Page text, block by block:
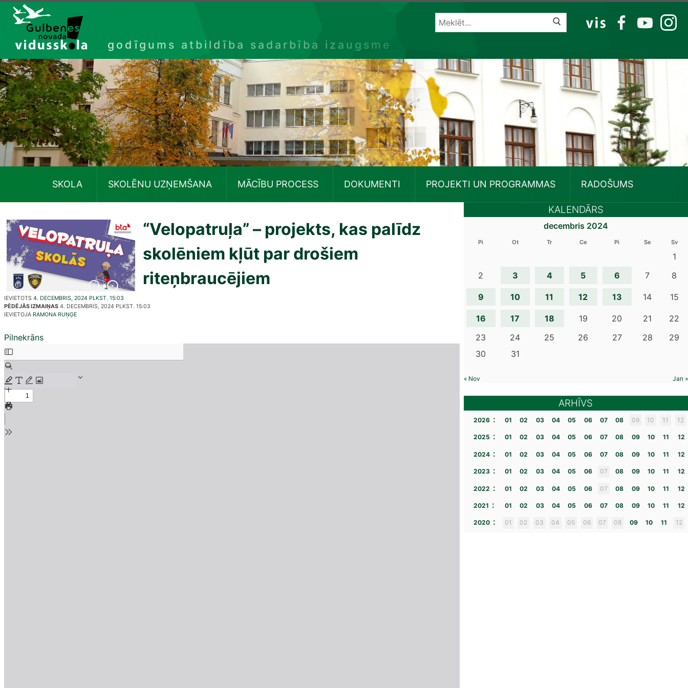
Izlaist
godīgums atbildība sadarbība izaugsme
VIS FB YT IG
SKOLA SKOLĒNU UZŅEMŠANA MĀCĪBU PROCESS DOKUMENTI PROJEKTI UN PROGRAMMAS RADOŠUMS
“Velopatruļa” – projekts, kas palīdz
skolēniem kļūt par drošiem
riteņbraucējiem
IEVIETOTS 4. DECEMBRIS, 2024 PLKST. 15:03
PĒDĒJĀS IZMAIŅAS 4. DECEMBRIS, 2024 PLKST. 15:03
IEVIETOJA RAMONA RUŅĢE
Pilnekrāns
Skip
to
content
KALENDĀRS
decembris 2024
Pi Ot Tr Ce Pi Se Sv
1
2
3 4 5 6 7 8
9 10 11 12 13 14 15
16 17 18 19 20 21
22
23
24 25 26 27 28
29
30
31
« Nov Jan »
ARHĪVS
2026 : 01 02 03 04 05 06 07 08 09 10 11 12
2025 : 01 02 03 04 05 06 07 08 09 10 11 12
2024 : 01 02 03 04 05 06 07 08 09 10 11 12
2023 : 01 02 03 04 05 06 07 08 09 10 11 12
2022 : 01 02 03 04 05 06 07 08 09 10 11 12
2021 : 01 02 03 04 05 06 07 08 09 10 11 12
2020 : 01 02 03 04 05 06 07 08 09 10 11 12